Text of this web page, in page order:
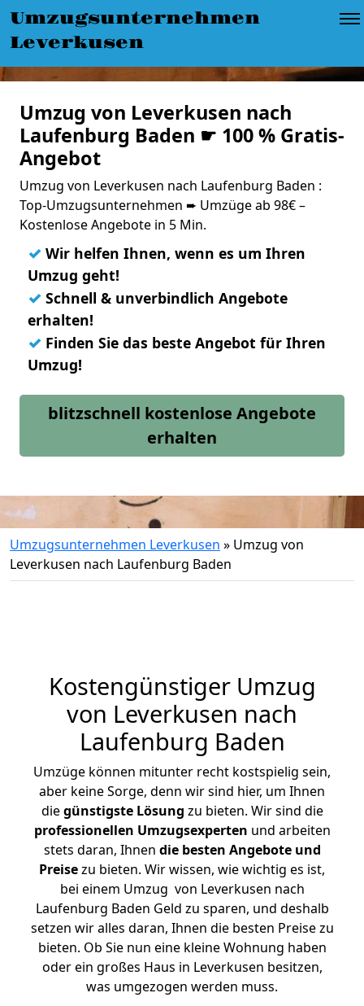
Umzugsunternehmen
Leverkusen
Umzug von Leverkusen nach
Laufenburg Baden ☛ 100 % Gratis-
Angebot
Umzug von Leverkusen nach Laufenburg Baden :
Top-Umzugsunternehmen ➨ Umzüge ab 98€ –
Kostenlose Angebote in 5 Min.
✓ Wir helfen Ihnen, wenn es um Ihren
Umzug geht!
✓ Schnell & unverbindlich Angebote
erhalten!
✓ Finden Sie das beste Angebot für Ihren
Umzug!
blitzschnell kostenlose Angebote
erhalten
Umzugsunternehmen Leverkusen » Umzug von
Leverkusen nach Laufenburg Baden
Kostengünstiger Umzug
von Leverkusen nach
Laufenburg Baden
Umzüge können mitunter recht kostspielig sein,
aber keine Sorge, denn wir sind hier, um Ihnen
diegünstigste Lösung zu bieten. Wir sind die
professionellen Umzugsexperten und arbeiten
stets daran, Ihnen die besten Angebote und
Preisezu bieten. Wir wissen, wie wichtig es ist,
bei einem Umzug von Leverkusen nach
Laufenburg Baden Geld zu sparen, und deshalb
setzen wir alles daran, Ihnen die besten Preise zu
bieten. Ob Sie nun eine kleine Wohnung haben
oder ein großes Haus in Leverkusen besitzen,
was umgezogen werden muss.